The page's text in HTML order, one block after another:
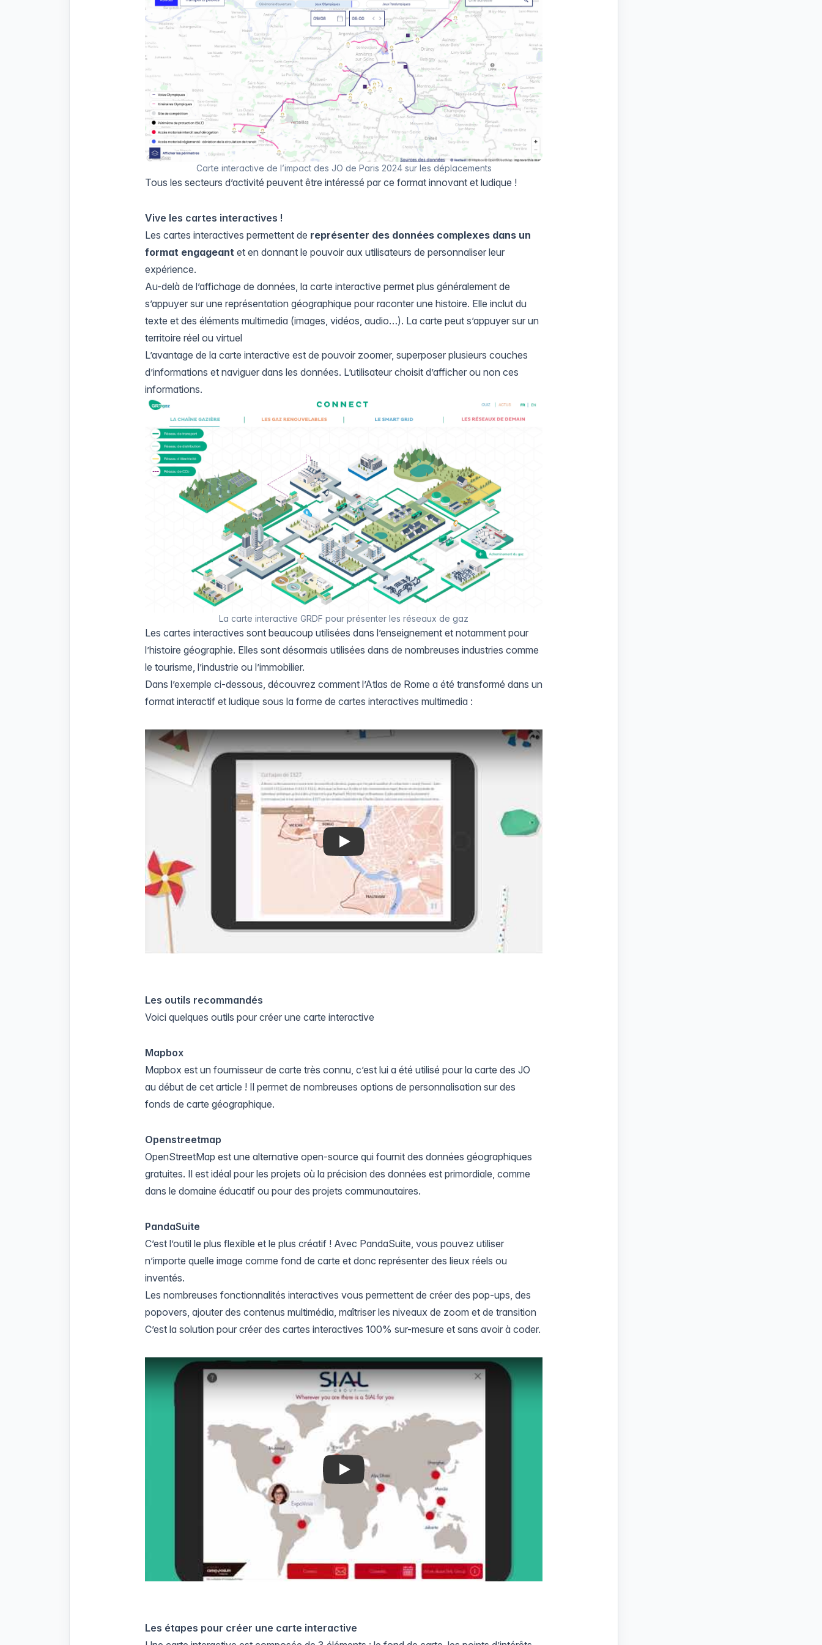
Carte interactive de l’impact des JO de Paris 2024 sur les déplacements
Tous les secteurs d’activité peuvent être intéressé par ce format innovant et ludique !
Vive les cartes interactives !
Les cartes interactives permettent de représenter des données complexes dans un
format engageant et en donnant le pouvoir aux utilisateurs de personnaliser leur
expérience.
Au-delà de l’affichage de données, la carte interactive permet plus généralement de
s’appuyer sur une représentation géographique pour raconter une histoire. Elle inclut du
texte et des éléments multimedia (images, vidéos, audio…). La carte peut s’appuyer sur un
territoire réel ou virtuel
L’avantage de la carte interactive est de pouvoir zoomer, superposer plusieurs couches
d’informations et naviguer dans les données. L’utilisateur choisit d’afficher ou non ces
informations.
La carte interactive GRDF pour présenter les réseaux de gaz
Les cartes interactives sont beaucoup utilisées dans l’enseignement et notamment pour
l’histoire géographie. Elles sont désormais utilisées dans de nombreuses industries comme
le tourisme, l’industrie ou l’immobilier.
Dans l’exemple ci-dessous, découvrez comment l’Atlas de Rome a été transformé dans un
format interactif et ludique sous la forme de cartes interactives multimedia :
Play
Les outils recommandés
Voici quelques outils pour créer une carte interactive
Mapbox
Mapbox est un fournisseur de carte très connu, c’est lui a été utilisé pour la carte des JO
au début de cet article ! Il permet de nombreuses options de personnalisation sur des
fonds de carte géographique.
Openstreetmap
OpenStreetMap est une alternative open-source qui fournit des données géographiques
gratuites. Il est idéal pour les projets où la précision des données est primordiale, comme
dans le domaine éducatif ou pour des projets communautaires.
PandaSuite
C’est l’outil le plus flexible et le plus créatif ! Avec PandaSuite, vous pouvez utiliser
n’importe quelle image comme fond de carte et donc représenter des lieux réels ou
inventés.
Les nombreuses fonctionnalités interactives vous permettent de créer des pop-ups, des
popovers, ajouter des contenus multimédia, maîtriser les niveaux de zoom et de transition
C’est la solution pour créer des cartes interactives 100% sur-mesure et sans avoir à coder.
Les étapes pour créer une carte interactive